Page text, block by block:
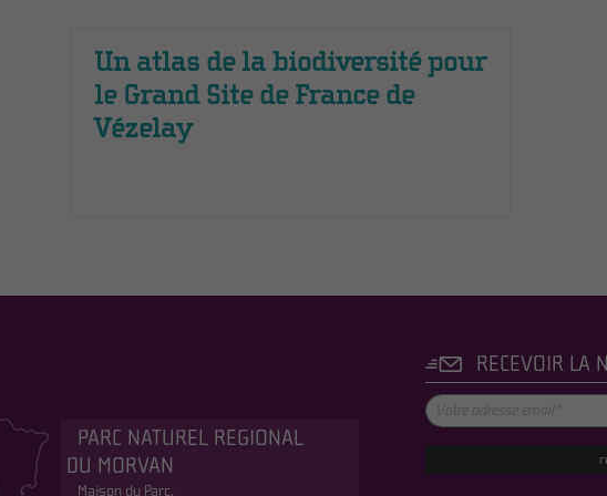
Un atlas de la biodiversité pour
le Grand Site de France de
Vézelay
PARC NATUREL REGIONAL
DU MORVAN
Maison du Parc,
RECEVOIR LA